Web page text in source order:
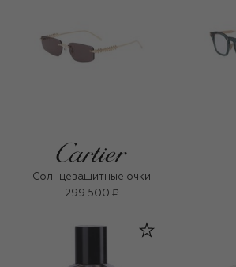
Солнцезащитные очки
299 500 ₽